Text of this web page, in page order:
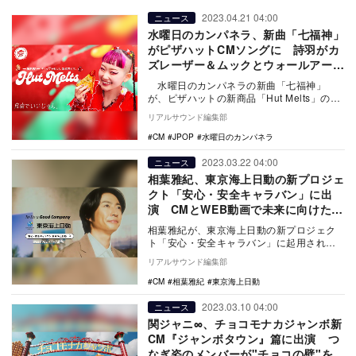
ニュース 2023.04.21 04:00
水曜日のカンパネラ、新曲「七福神」
がピザハットCMソングに 詩羽がカ
ズレーザー＆ムックとウォールアート
を描く
水曜日のカンパネラの新曲「七福神」
が、ピザハットの新商品「Hut Melts」の
CMソングに決定。また、二代目主演／歌唱
担…
リアルサウンド編集部
CM
JPOP 水曜日のカンパネラ
ニュース 2023.03.22 04:00
相葉雅紀、東京海上日動の新プロジェ
クト「安心・安全キャラバン」に出
演 CMとWEB動画で未来に向けた取
り組みを紹介
相葉雅紀が、東京海上日動の新プロジェク
ト「安心・安全キャラバン」に起用され
た。新CM・WEB動画に出演し、2023年3月
22日か…
リアルサウンド編集部
CM
相葉雅紀 東京海上日動
ニュース 2023.03.10 04:00
関ジャニ∞、チョコモナカジャンボ新
CM『ジャンボタウン』篇に出演 つ